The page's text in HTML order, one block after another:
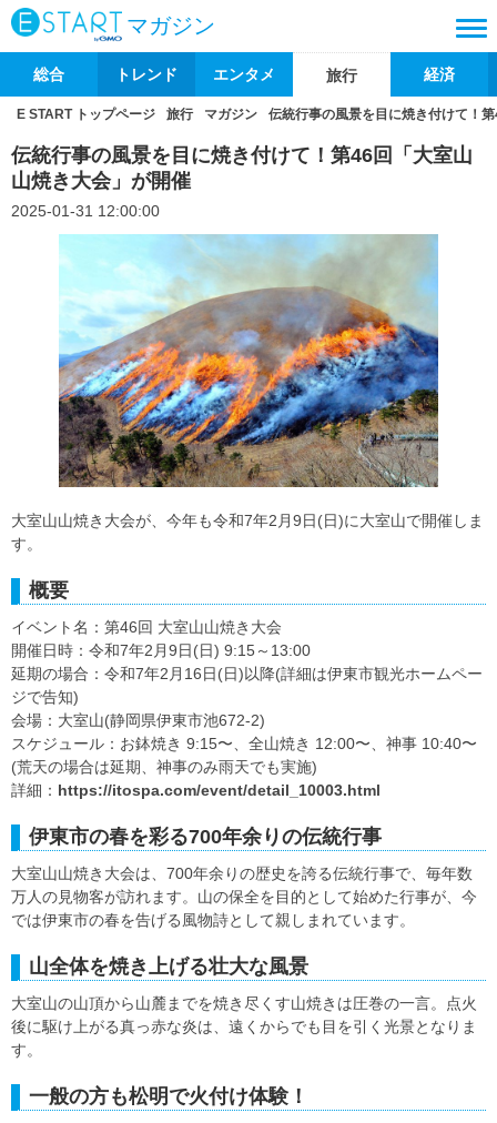
マガジン
総合 トレンド エンタメ 旅行 経済
E START トップページ 旅行 マガジン 伝統行事の風景を目に焼き付けて！
伝統行事の風景を目に焼き付けて！第46回「大室山
山焼き大会」が開催
2025-01-31 12:00:00
大室山山焼き大会が、今年も令和7年2月9日(日)に大室山で開催しま
す。
概要
イベント名：第46回 大室山山焼き大会
開催日時：令和7年2月9日(日) 9:15～13:00
延期の場合：令和7年2月16日(日)以降(詳細は伊東市観光ホームペー
ジで告知)
会場：大室山(静岡県伊東市池672-2)
スケジュール：お鉢焼き 9:15〜、全山焼き 12:00〜、神事 10:40〜
(荒天の場合は延期、神事のみ雨天でも実施)
詳細： https://itospa.com/event/detail_10003.html
伊東市の春を彩る700年余りの伝統行事
大室山山焼き大会は、700年余りの歴史を誇る伝統行事で、毎年数
万人の見物客が訪れます。山の保全を目的として始めた行事が、今
では伊東市の春を告げる風物詩として親しまれています。
山全体を焼き上げる壮大な風景
大室山の山頂から山麓までを焼き尽くす山焼きは圧巻の一言。点火
後に駆け上がる真っ赤な炎は、遠くからでも目を引く光景となりま
す。
一般の方も松明で火付け体験！